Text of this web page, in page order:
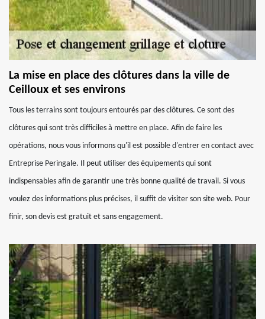
La mise en place des clôtures dans la ville de
Ceilloux et ses environs
Tous les terrains sont toujours entourés par des clôtures. Ce sont des
clôtures qui sont très difficiles à mettre en place. Afin de faire les
opérations, nous vous informons qu'il est possible d'entrer en contact avec
Entreprise Peringale. Il peut utiliser des équipements qui sont
indispensables afin de garantir une très bonne qualité de travail. Si vous
voulez des informations plus précises, il suffit de visiter son site web. Pour
finir, son devis est gratuit et sans engagement.